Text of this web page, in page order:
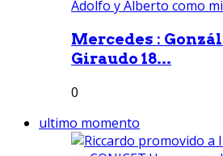
Mercedes :
Giraudo 18...
0
ultimo momento